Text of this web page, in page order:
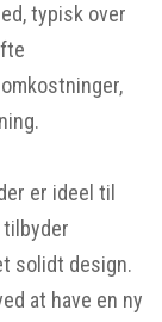
typisk over
er ideel til
solidt design.
at have en ny